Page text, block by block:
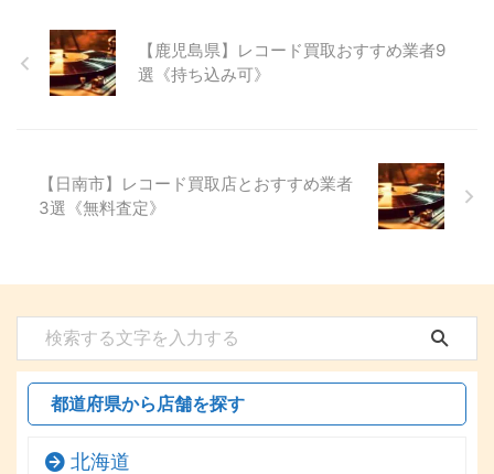
【鹿児島県】レコード買取おすすめ業者9
選《持ち込み可》
【日南市】レコード買取店とおすすめ業者
3選《無料査定》
都道府県から店舗を探す
北海道